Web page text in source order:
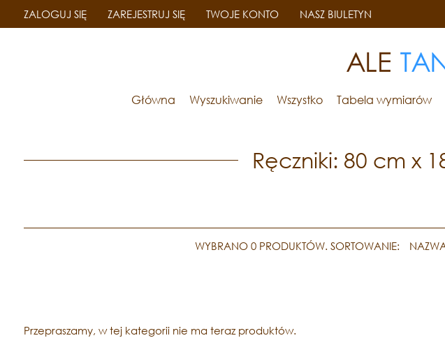
ZALOGUJ SIĘ ZAREJESTRUJ SIĘ TWOJE KONTO NASZ BIULETYN
Główna Wyszukiwanie Wszystko Tabela wymiarów
Ręczniki: 80 cm x
WYBRANO 0 PRODUKTÓW. SORTOWANIE:
Przepraszamy, w tej kategorii nie ma teraz produktów.